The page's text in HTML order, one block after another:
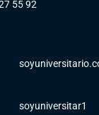
55 92
soyuniversitar1